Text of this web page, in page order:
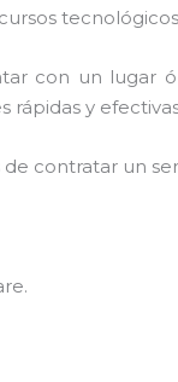
con un lugar
rápidas y
contratar un
.